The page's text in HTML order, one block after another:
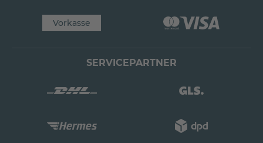
Vorkasse
SERVICEPARTNER